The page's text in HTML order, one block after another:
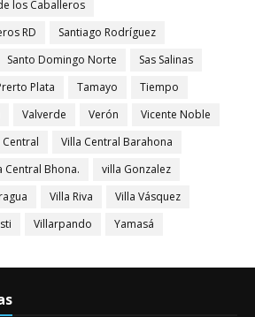
los Caballeros
RD
Santiago Rodríguez
Santo Domingo Norte
Sas Salinas
Plata Tamayo
Tiempo
Valverde Verón
Vicente Noble
Central
Villa Central Barahona
Central Bhona.
villa Gonzalez
Villa Riva
Villa Vásquez
Villarpando Yamasá